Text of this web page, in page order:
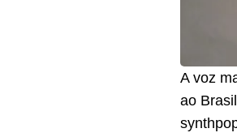
A voz
ao